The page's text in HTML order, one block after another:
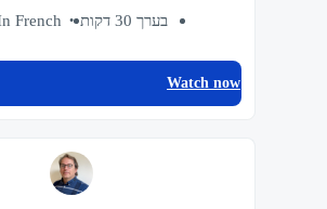
בערך 30 דקות French
Watch now